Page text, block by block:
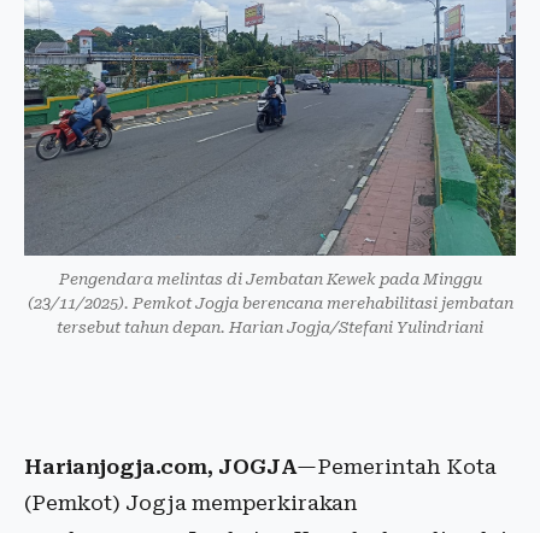
Pengendara melintas di Jembatan Kewek pada Minggu
(23/11/2025). Pemkot Jogja berencana merehabilitasi jembatan
tersebut tahun depan. Harian Jogja/Stefani Yulindriani
Harianjogja.com, JOGJA—Pemerintah Kota
(Pemkot) Jogja memperkirakan